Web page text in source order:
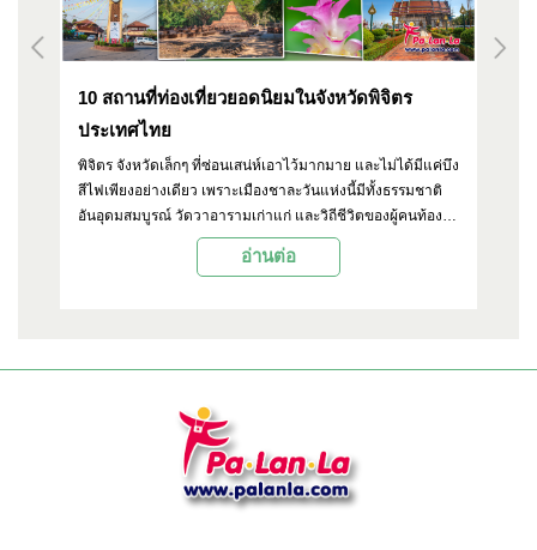
10 สถานที่ท่องเที่ยวยอดนิยมในจังหวัดพิจิตร
ประเทศไทย
พิจิตร จังหวัดเล็กๆ ที่ซ่อนเสน่ห์เอาไว้มากมาย และไม่ได้มีแค่บึง
สีไฟเพียงอย่างเดียว เพราะเมืองชาละวันแห่งนี้มีทั้งธรรมชาติ
อันอุดมสมบูรณ์ วัดวาอารามเก่าแก่ และวิถีชีวิตของผู้คนท้อง
ถิ่นที่น่าสนใจ บทความนี้ Palanla จะพาไปเปิดมุมมองใหม่กับ
10 สถานที่ท่องเที่ยวยอดนิยมที่ไม่ควรพลาดเมื่อมาเยือนพิจิตร
อ่านต่อ